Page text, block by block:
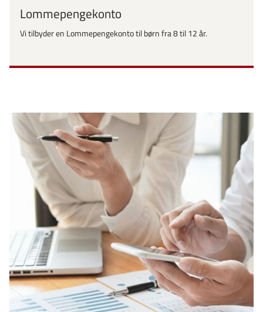
Lommepengekonto
Vi tilbyder en Lommepengekonto til børn fra 8 til 12 år.